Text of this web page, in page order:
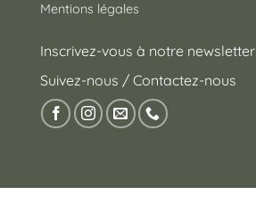
Mentions légales
Inscrivez-vous à notre newsletter
Suivez-nous / Contactez-nous